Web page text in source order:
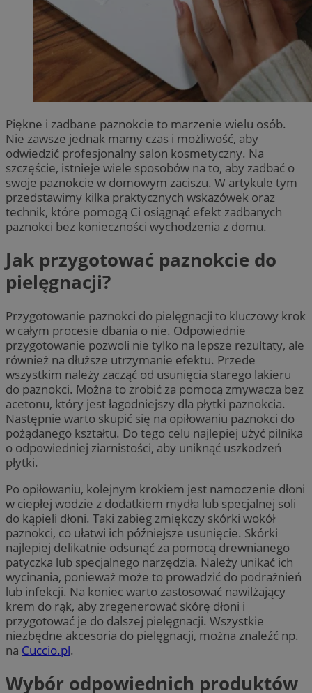
Piękne i zadbane paznokcie to marzenie wielu osób.
Nie zawsze jednak mamy czas i możliwość, aby
odwiedzić profesjonalny salon kosmetyczny. Na
szczęście, istnieje wiele sposobów na to, aby zadbać o
swoje paznokcie w domowym zaciszu. W artykule tym
przedstawimy kilka praktycznych wskazówek oraz
technik, które pomogą Ci osiągnąć efekt zadbanych
paznokci bez konieczności wychodzenia z domu.
Jak przygotować paznokcie do
pielęgnacji?
Przygotowanie paznokci do pielęgnacji to kluczowy krok
w całym procesie dbania o nie. Odpowiednie
przygotowanie pozwoli nie tylko na lepsze rezultaty, ale
również na dłuższe utrzymanie efektu. Przede
wszystkim należy zacząć od usunięcia starego lakieru
do paznokci. Można to zrobić za pomocą zmywacza bez
acetonu, który jest łagodniejszy dla płytki paznokcia.
Następnie warto skupić się na opiłowaniu paznokci do
pożądanego kształtu. Do tego celu najlepiej użyć pilnika
o odpowiedniej ziarnistości, aby uniknąć uszkodzeń
płytki.
Po opiłowaniu, kolejnym krokiem jest namoczenie dłoni
w ciepłej wodzie z dodatkiem mydła lub specjalnej soli
do kąpieli dłoni. Taki zabieg zmiękczy skórki wokół
paznokci, co ułatwi ich późniejsze usunięcie. Skórki
najlepiej delikatnie odsunąć za pomocą drewnianego
patyczka lub specjalnego narzędzia. Należy unikać ich
wycinania, ponieważ może to prowadzić do podrażnień
lub infekcji. Na koniec warto zastosować nawilżający
krem do rąk, aby zregenerować skórę dłoni i
przygotować je do dalszej pielęgnacji. Wszystkie
niezbędne akcesoria do pielęgnacji, można znaleźć np.
na Cuccio.pl.
Wybór odpowiednich produktów